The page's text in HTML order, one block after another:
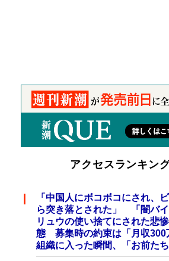
アクセスランキン
「中国人にボコボコにされ、
ら突き落とされた」 「闇バ
リュウの使い捨てにされた悲
態 募集時の約束は「月収300
組織に入った瞬間、「お前た